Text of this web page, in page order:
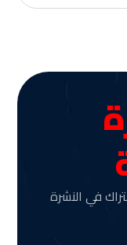
في النشرة